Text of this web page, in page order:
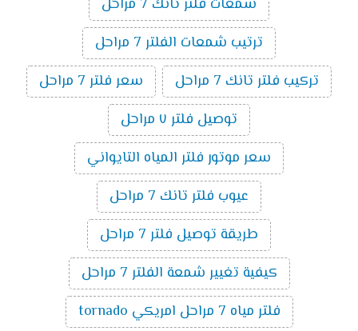
شمعات فلتر تانك 7 مراحل
ترتيب شمعات الفلتر 7 مراحل
تركيب فلتر تانك 7 مراحل
سعر فلتر 7 مراحل
توصيل فلتر ٧ مراحل
سعر موتور فلتر المياه التايواني
عيوب فلتر تانك 7 مراحل
طريقة توصيل فلتر 7 مراحل
كيفية تغيير شمعة الفلتر 7 مراحل
فلتر مياه 7 مراحل امريكي tornado